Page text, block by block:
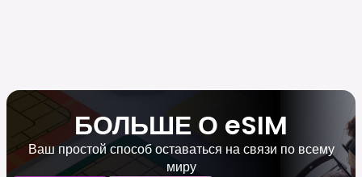
БОЛЬШЕ О eSIM
Ваш простой способ оставаться на связи по всему
миру